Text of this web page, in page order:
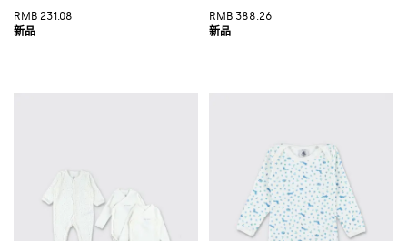
RMB 231.08 RMB 388.26